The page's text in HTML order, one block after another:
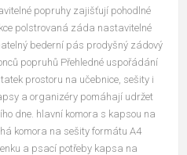
popruhy zajišťují pohodlné
polstrovaná záda nastavitelné
bederní pás prodyšný zádový
popruhů Přehledné uspořádání
prostoru na učebnice, sešity i
a organizéry pomáhají udržet
dne. hlavní komora s kapsou na
komora na sešity formátu A4
a psací potřeby kapsa na